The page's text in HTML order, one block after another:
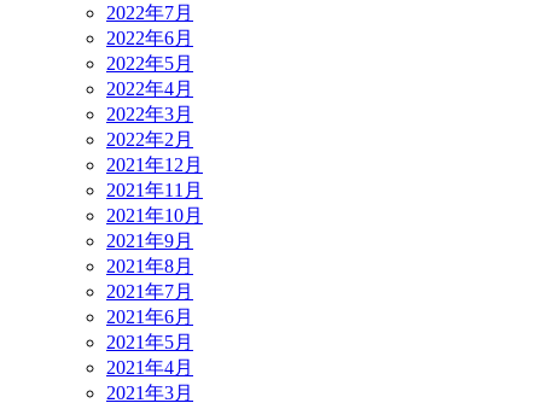
2022年7月
2022年6月
2022年5月
2022年4月
2022年3月
2022年2月
2021年12月
2021年11月
2021年10月
2021年9月
2021年8月
2021年7月
2021年6月
2021年5月
2021年4月
2021年3月